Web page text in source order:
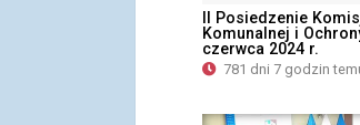
II Posiedzenie
Komunalnej i
czerwca 2024 r.
781 dni 7 godzin